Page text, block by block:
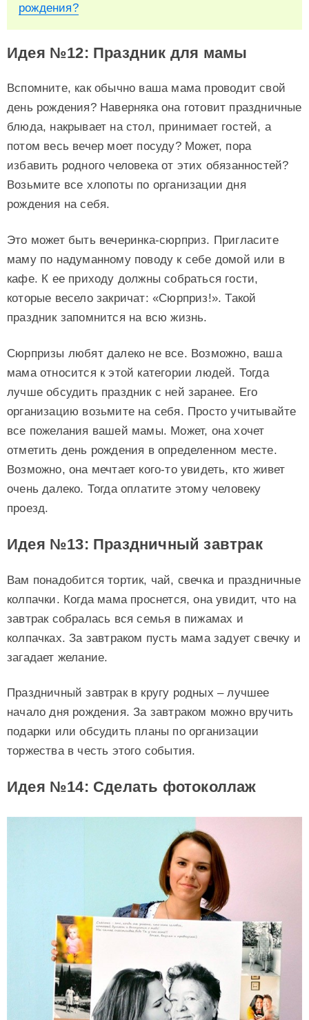
рождения?
Идея №12: Праздник для мамы
Вспомните, как обычно ваша мама проводит свой
день рождения? Наверняка она готовит праздничные
блюда, накрывает на стол, принимает гостей, а
потом весь вечер моет посуду? Может, пора
избавить родного человека от этих обязанностей?
Возьмите все хлопоты по организации дня
рождения на себя.
Это может быть вечеринка-сюрприз. Пригласите
маму по надуманному поводу к себе домой или в
кафе. К ее приходу должны собраться гости,
которые весело закричат: «Сюрприз!». Такой
праздник запомнится на всю жизнь.
Сюрпризы любят далеко не все. Возможно, ваша
мама относится к этой категории людей. Тогда
лучше обсудить праздник с ней заранее. Его
организацию возьмите на себя. Просто учитывайте
все пожелания вашей мамы. Может, она хочет
отметить день рождения в определенном месте.
Возможно, она мечтает кого-то увидеть, кто живет
очень далеко. Тогда оплатите этому человеку
проезд.
Идея №13: Праздничный завтрак
Вам понадобится тортик, чай, свечка и праздничные
колпачки. Когда мама проснется, она увидит, что на
завтрак собралась вся семья в пижамах и
колпачках. За завтраком пусть мама задует свечку и
загадает желание.
Праздничный завтрак в кругу родных – лучшее
начало дня рождения. За завтраком можно вручить
подарки или обсудить планы по организации
торжества в честь этого события.
Идея №14: Сделать фотоколлаж